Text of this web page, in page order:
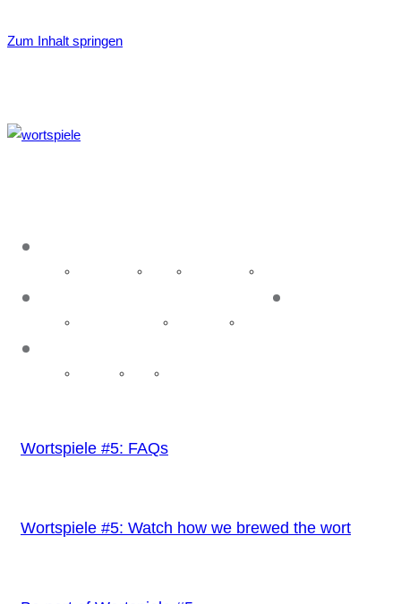
Zum Inhalt springen
Idea & name History Organisation
Upcoming events Past events
Executive Media
Wortspiele #5: FAQs
Wortspiele #5: Watch how we brewed the wort